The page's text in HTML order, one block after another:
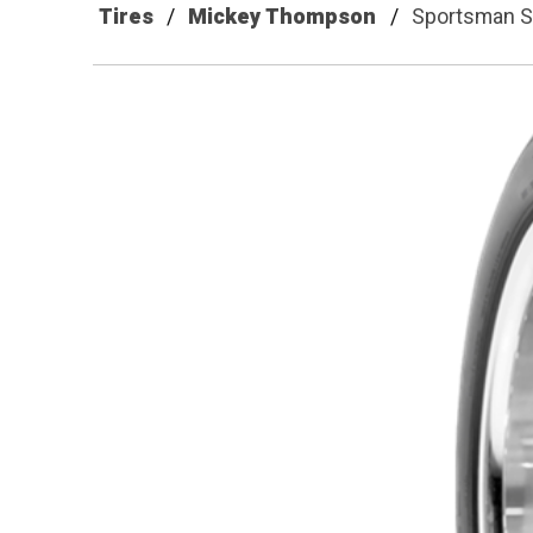
Tires Mickey Thompson Sportsman